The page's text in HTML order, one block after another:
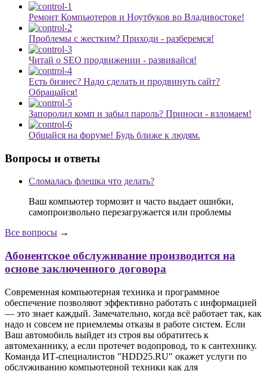
Ремонт Компьютеров и Ноутбуков во Владивостоке!
Проблемы с жестким? Приходи - разберемся!
Читай о SEO продвижении - развивайся!
Есть бизнес? Надо сделать и продвинуть сайт?
Обращайся!
Запоролил комп и забыл пароль? Приноси - взломаем!
Общайся на форуме! Будь ближе к людям.
Вопросы и ответы
Сломалась флешка что делать?
Ваш компьютер тормозит и часто выдает ошибки,
самопроизвольно перезагружается или проблемы
Все вопросы →
Абонентское обслуживание производится на
основе заключенного договора
Современная компьютерная техника и программное
обеспечение позволяют эффективно работать с информацией
— это знает каждый. Замечательно, когда всё работает так, как
надо и совсем не приемлемы отказы в работе систем. Если
Ваш автомобиль выйдет из строя вы обратитесь к
автомеханнику, а если протечет водопровод, то к сантехнику.
Команда ИТ-специалистов "HDD25.RU" окажет услуги по
обслуживанию компьютерной техники как для